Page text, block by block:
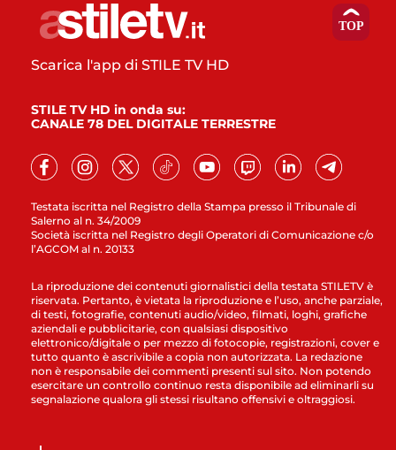
Testata iscritta nel Registro della Stampa presso il Tribunale di
Salerno al n. 34/2009
Società iscritta nel Registro degli Operatori di Comunicazione c/o
l’AGCOM al n. 20133
Scarica l'app di STILE TV HD
STILE TV HD in onda su:
CANALE 78 DEL DIGITALE TERRESTRE
La riproduzione dei contenuti giornalistici della testata STILETV è
riservata. Pertanto, è vietata la riproduzione e l’uso, anche parziale,
di testi, fotografie, contenuti audio/video, filmati, loghi, grafiche
aziendali e pubblicitarie, con qualsiasi dispositivo
elettronico/digitale o per mezzo di fotocopie, registrazioni, cover e
tutto quanto è ascrivibile a copia non autorizzata. La redazione
non è responsabile dei commenti presenti sul sito. Non potendo
esercitare un controllo continuo resta disponibile ad eliminarli su
segnalazione qualora gli stessi risultano offensivi e oltraggiosi.